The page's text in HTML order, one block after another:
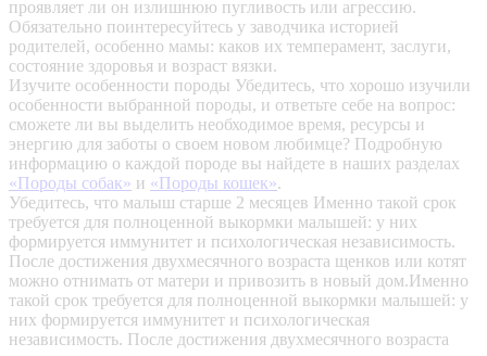
проявляет ли он излишнюю пугливость или агрессию.
Обязательно поинтересуйтесь у заводчика историей
родителей, особенно мамы: каков их темперамент, заслуги,
состояние здоровья и возраст вязки.
Изучите особенности породы Убедитесь, что хорошо изучили
особенности выбранной породы, и ответьте себе на вопрос:
сможете ли вы выделить необходимое время, ресурсы и
энергию для заботы о своем новом любимце? Подробную
информацию о каждой породе вы найдете в наших разделах
«Породы собак» и «Породы кошек».
Убедитесь, что малыш старше 2 месяцев Именно такой срок
требуется для полноценной выкормки малышей: у них
формируется иммунитет и психологическая независимость.
После достижения двухмесячного возраста щенков или котят
можно отнимать от матери и привозить в новый дом.Именно
такой срок требуется для полноценной выкормки малышей: у
них формируется иммунитет и психологическая
независимость. После достижения двухмесячного возраста